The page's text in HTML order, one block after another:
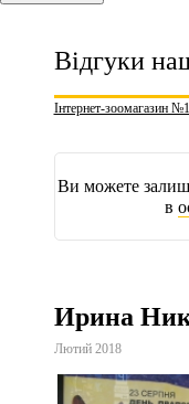
Відгуки
Інтернет-зоомагазин №1
Ви можете
в
Ирина
Лютий 2018